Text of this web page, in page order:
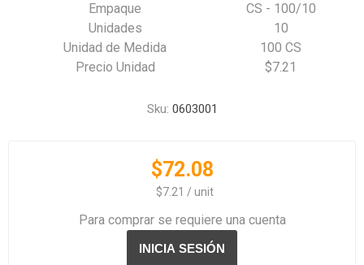
Empaque
CS - 100/10
Unidades
10
Unidad de Medida
100 CS
Precio Unidad
$7.21
Sku: 0603001
$72.08
‏‏‎ ‎‏‏‎ ‎$7.21 / unit
Para comprar se requiere una cuenta